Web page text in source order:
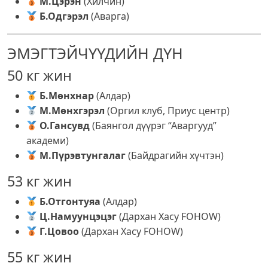
Б.Одгэрэл (Аварга)
ЭМЭГТЭЙЧҮҮДИЙН ДҮН
50 кг жин
Б.Мөнхнар(Алдар)
М.Мөнхгэрэл (Оргил клуб, Приус центр)
О.Гансувд(Баянгол дүүрэг “Аваргууд”
академи)
М.Пүрэвтунгалаг(Байдрагийн хүчтэн)
53 кг жин
Б.Отгонтуяа (Алдар)
Ц.Намуунцэцэг(Дархан Хасу FOHOW)
Г.Цовоо(Дархан Хасу FOHOW)
55 кг жин